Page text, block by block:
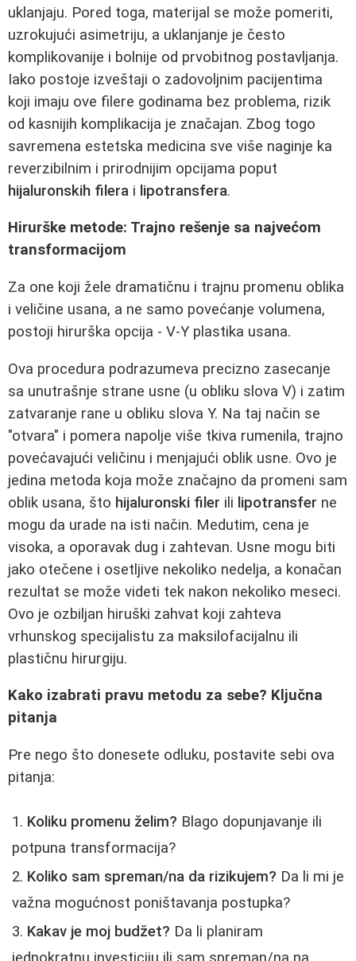
uklanjaju. Pored toga, materijal se može pomeriti,
uzrokujući asimetriju, a uklanjanje je često
komplikovanije i bolnije od prvobitnog postavljanja.
Iako postoje izveštaji o zadovoljnim pacijentima
koji imaju ove filere godinama bez problema, rizik
od kasnijih komplikacija je značajan. Zbog togo
savremena estetska medicina sve više naginje ka
reverzibilnim i prirodnijim opcijama poput
hijaluronskih filera i lipotransfera.
Hirurške metode: Trajno rešenje sa najvećom
transformacijom
Za one koji žele dramatičnu i trajnu promenu oblika
i veličine usana, a ne samo povećanje volumena,
postoji hirurška opcija - V-Y plastika usana.
Ova procedura podrazumeva precizno zasecanje
sa unutrašnje strane usne (u obliku slova V) i zatim
zatvaranje rane u obliku slova Y. Na taj način se
"otvara" i pomera napolje više tkiva rumenila, trajno
povećavajući veličinu i menjajući oblik usne. Ovo je
jedina metoda koja može značajno da promeni sam
oblik usana, što hijaluronski filer ili lipotransfer ne
mogu da urade na isti način. Medutim, cena je
visoka, a oporavak dug i zahtevan. Usne mogu biti
jako otečene i osetljive nekoliko nedelja, a konačan
rezultat se može videti tek nakon nekoliko meseci.
Ovo je ozbiljan hiruški zahvat koji zahteva
vrhunskog specijalistu za maksilofacijalnu ili
plastičnu hirurgiju.
Kako izabrati pravu metodu za sebe? Ključna
pitanja
Pre nego što donesete odluku, postavite sebi ova
pitanja:
Koliku promenu želim? Blago dopunjavanje ili
potpuna transformacija?
Koliko sam spreman/na da rizikujem? Da li mi je
važna mogućnost poništavanja postupka?
Kakav je moj budžet? Da li planiram